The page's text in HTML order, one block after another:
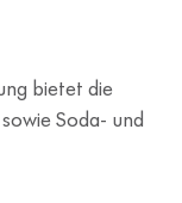
bietet die
Soda- und